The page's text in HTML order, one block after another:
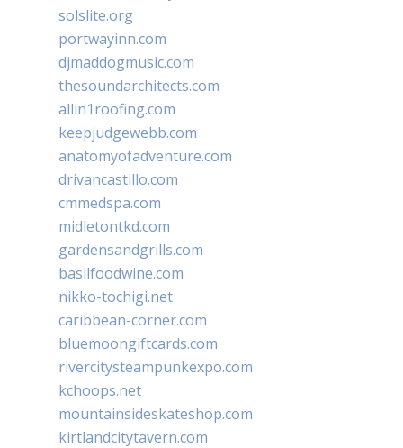
solslite.org
portwayinn.com
djmaddogmusic.com
thesoundarchitects.com
allin1roofing.com
keepjudgewebb.com
anatomyofadventure.com
drivancastillo.com
cmmedspa.com
midletontkd.com
gardensandgrills.com
basilfoodwine.com
nikko-tochigi.net
caribbean-corner.com
bluemoongiftcards.com
rivercitysteampunkexpo.com
kchoops.net
mountainsideskateshop.com
kirtlandcitytavern.com